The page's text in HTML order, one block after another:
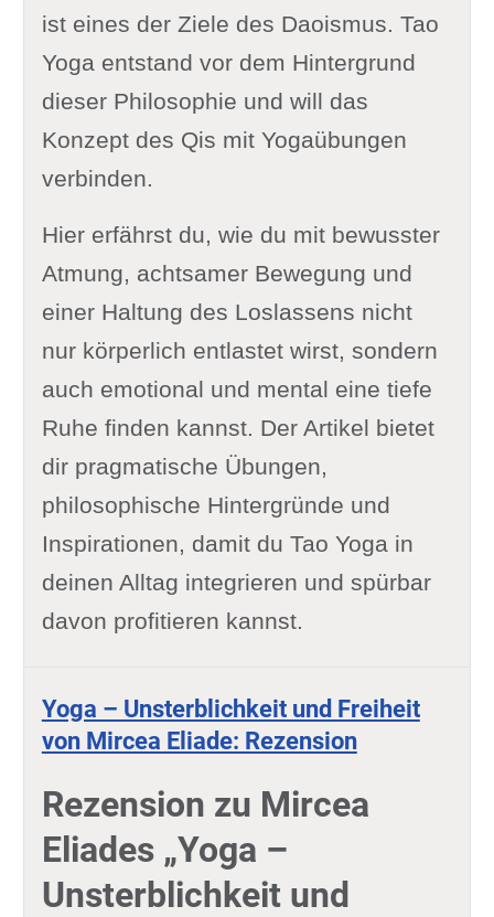
ist eines der Ziele des Daoismus. Tao
Yoga entstand vor dem Hintergrund
dieser Philosophie und will das
Konzept des Qis mit Yogaübungen
verbinden.
Hier erfährst du, wie du mit bewusster
Atmung, achtsamer Bewegung und
einer Haltung des Loslassens nicht
nur körperlich entlastet wirst, sondern
auch emotional und mental eine tiefe
Ruhe finden kannst. Der Artikel bietet
dir pragmatische Übungen,
philosophische Hintergründe und
Inspirationen, damit du Tao Yoga in
deinen Alltag integrieren und spürbar
davon profitieren kannst.
Yoga – Unsterblichkeit und Freiheit
von Mircea Eliade: Rezension
Rezension zu Mircea
Eliades „Yoga –
Unsterblichkeit und